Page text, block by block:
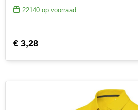
22140op voorraad
€ 3,28